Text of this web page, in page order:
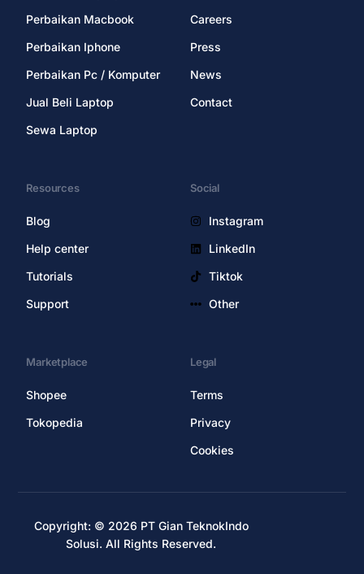
Perbaikan Macbook
Perbaikan Iphone
Perbaikan Pc / Komputer
Jual Beli Laptop
Sewa Laptop
Careers
Press
News
Contact
Resources
Blog
Help center
Tutorials
Support
Social
Instagram
LinkedIn
Tiktok
Other
Marketplace
Shopee
Tokopedia
Legal
Terms
Privacy
Cookies
Copyright: © 2026 PT Gian TeknokIndo
Solusi. All Rights Reserved.